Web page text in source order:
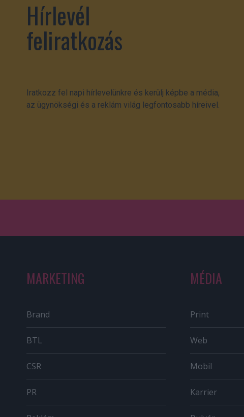
Hírlevél
feliratkozás
Iratkozz fel napi hírlevelünkre és kerülj képbe a média,
az ügynökségi és a reklám világ legfontosabb híreivel.
MARKETING
Brand
BTL
CSR
PR
MÉDIA
Print
Web
Mobil
Karrier